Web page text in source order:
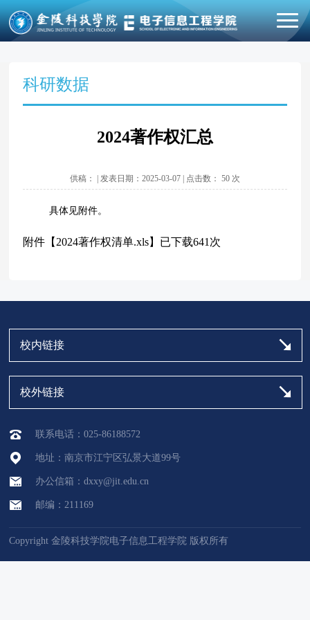
科研数据
2024著作权汇总
供稿： | 发表日期：2025-03-07 | 点击数： 50次
具体见附件。
附件【 2024著作权清单.xls】已下载641 次
校内链接
校外链接
联系电话：025-86188572
地址：南京市江宁区弘景大道99号
办公信箱：dxxy@jit.edu.cn
邮编：211169
Copyright 金陵科技学院电子信息工程学院 版权所有